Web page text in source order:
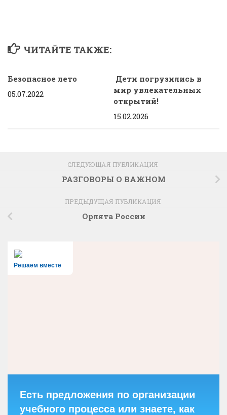
ЧИТАЙТЕ ТАКЖЕ:
Безопасное лето
05.07.2022
Дети погрузились в
мир увлекательных
открытий!
15.02.2026
СЛЕДУЮЩАЯ ПУБЛИКАЦИЯ
РАЗГОВОРЫ О ВАЖНОМ
ПРЕДЫДУЩАЯ ПУБЛИКАЦИЯ
Орлята России
Решаем вместе
Есть предложения по организации
учебного процесса или знаете, как